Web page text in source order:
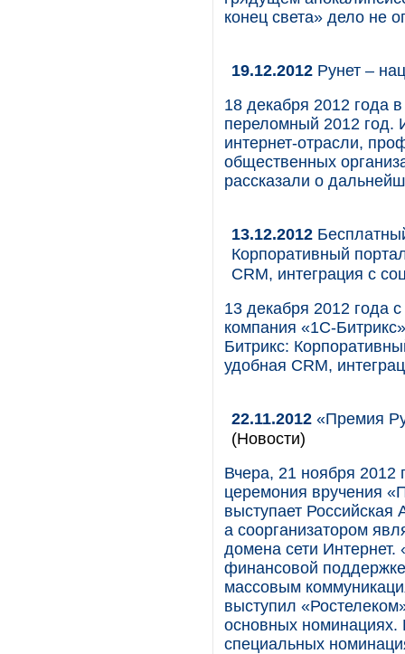
конец света» дело не
19.12.2012 Рунет –
18 декабря 2012 года
переломный 2012 год.
интернет-отрасли,
общественных
рассказали о
13.12.2012
Корпоративный
CRM, интеграция с
13 декабря 2012 года
компания «1С-
Битрикс:
удобная CRM,
22.11.2012 «Премия
(Новости)
Вчера, 21 ноября 2012
церемония вручения
выступает
а соорганизатором
домена сети
финансовой
массовым
выступил
основных
специальных